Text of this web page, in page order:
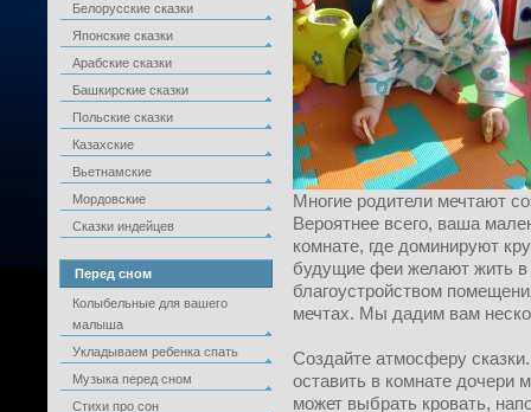
Белорусские сказки
Японские сказки
Арабские сказки
Башкирские сказки
Польские сказки
Казахские
Вьетнамские
Мордовские
Сказки индейцев
Перед сном
Колыбельные для вашего
малыша
Укладываем ребенка спать
Музыка перед сном
Стихи про сон
Многие родители мечтают
Вероятнее всего, ваша
комнате, где доминируют
будущие феи желают жить в
благоустройством
мечтах. Мы дадим вам
Создайте атмосферу
оставить в комнате дочери
может выбрать кровать,